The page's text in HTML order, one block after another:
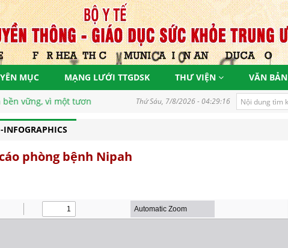
MỤC MẠNG LƯỚI TTGDSK THƯ VIỆN VĂN BẢN
vì một tương lai tươi sáng Thứ Sáu, 7/8/2026 - 04:29:16
phòng bệnh Nipah